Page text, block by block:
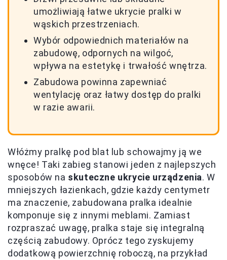
umożliwiają łatwe ukrycie pralki w
wąskich przestrzeniach.
Wybór odpowiednich materiałów na
zabudowę, odpornych na wilgoć,
wpływa na estetykę i trwałość wnętrza.
Zabudowa powinna zapewniać
wentylację oraz łatwy dostęp do pralki
w razie awarii.
Włóżmy pralkę pod blat lub schowajmy ją we
wnęce! Taki zabieg stanowi jeden z najlepszych
sposobów na skuteczne ukrycie urządzenia. W
mniejszych łazienkach, gdzie każdy centymetr
ma znaczenie, zabudowana pralka idealnie
komponuje się z innymi meblami. Zamiast
rozpraszać uwagę, pralka staje się integralną
częścią zabudowy. Oprócz tego zyskujemy
dodatkową powierzchnię roboczą, na przykład